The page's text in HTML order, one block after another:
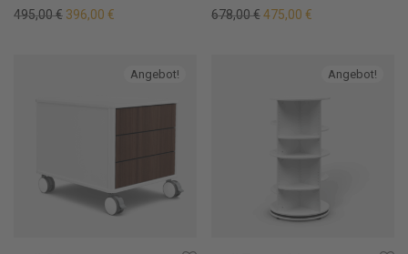
495,00€ Ursprünglicher Preis war: 495,00 €
396,00 € Aktueller Preis ist: 396,00 €.
678,00€Ursprünglicher Preis war:
475,00 €
Angebot! Angebot!